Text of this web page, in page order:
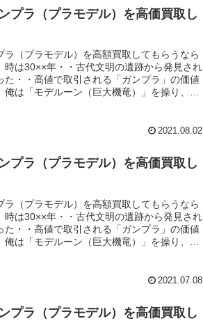
プラ（プラモデル）を高価買取し
ラ（プラモデル）を高額買取してもらうなら
時は30××年・・古代文明の遺跡から発見され
た・・高値で取引される「ガンプラ」の価値
俺は「モデルーン（巨大機竜）」を操り、魔
2021.08.02
プラ（プラモデル）を高価買取し
ラ（プラモデル）を高額買取してもらうなら
時は30××年・・古代文明の遺跡から発見され
た・・高値で取引される「ガンプラ」の価値
は「モデルーン（巨大機竜）」を操り、魔
2021.07.08
プラ（プラモデル）を高価買取し